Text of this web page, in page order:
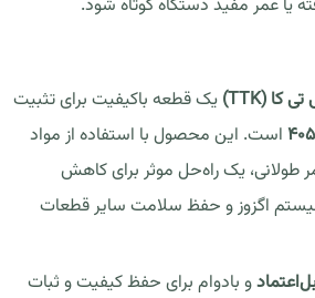
یا عمر مفید دستگاه کوتاه شود.
یک قطعه باکیفیت برای تثبیت
است. این محصول با استفاده از مواد
طولانی، یک راه‌حل موثر برای کاهش
اگزوز و حفظ سلامت سایر قطعات
و بادوام برای حفظ کیفیت و ثبات